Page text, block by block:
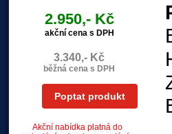
2.950,- Kč
akční cena s DPH
3.340,- Kč
běžná cena s DPH
Poptat produkt
Akční nabídka platná do